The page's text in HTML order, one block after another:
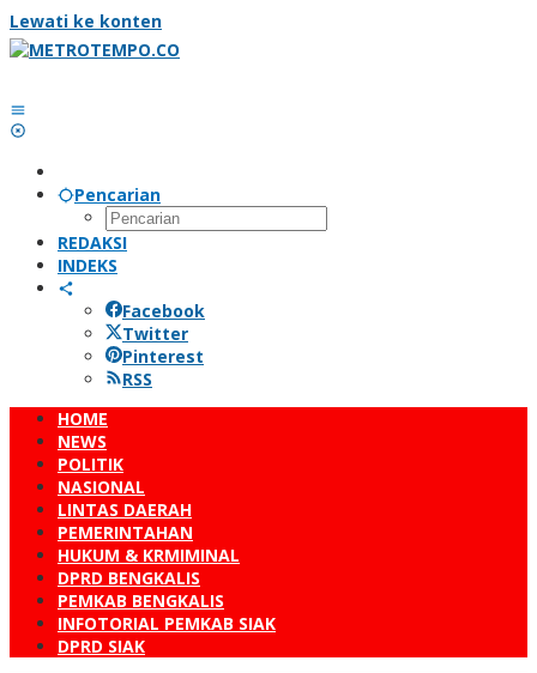
Lewati ke konten
Pencarian
REDAKSI
INDEKS
Facebook
Twitter
Pinterest
RSS
HOME
NEWS
POLITIK
NASIONAL
LINTAS DAERAH
PEMERINTAHAN
HUKUM & KRMIMINAL
DPRD BENGKALIS
PEMKAB BENGKALIS
INFOTORIAL PEMKAB SIAK
DPRD SIAK